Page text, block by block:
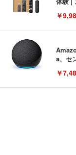
￥
a、セ
￥
い 跳
キン
ン樹
(黒網
￥
回使